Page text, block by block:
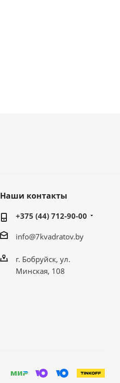
Наши контакты
+375 (44) 712-90-00
info@7kvadratov.by
г. Бобруйск, ул.
Минская, 108